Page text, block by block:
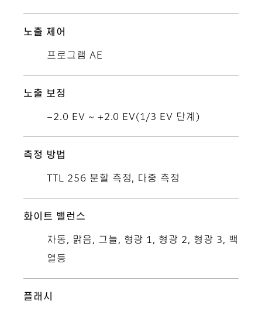
노출 제어
프로그램 AE
노출 보정
−2.0 EV ~ +2.0 EV(1/3 EV 단계)
측정 방법
TTL 256 분할 측정, 다중 측정
화이트 밸런스
자동, 맑음, 그늘, 형광 1, 형광 2, 형광 3, 백
열등
플래시